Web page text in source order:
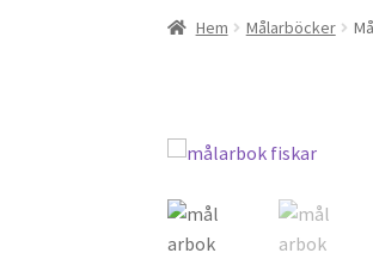
Hem Målarböcker